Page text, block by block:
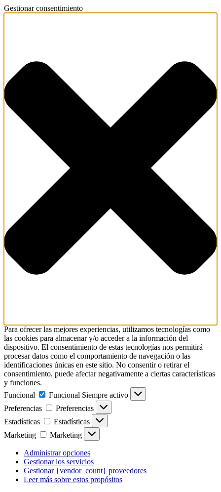
Gestionar consentimiento
Para ofrecer las mejores experiencias, utilizamos tecnologías como
las cookies para almacenar y/o acceder a la información del
dispositivo. El consentimiento de estas tecnologías nos permitirá
procesar datos como el comportamiento de navegación o las
identificaciones únicas en este sitio. No consentir o retirar el
consentimiento, puede afectar negativamente a ciertas características
y funciones.
Funcional
Funcional Siempre activo
Preferencias
Preferencias
Estadísticas
Estadísticas
Marketing
Marketing
Administrar opciones
Gestionar los servicios
Gestionar {vendor_count} proveedores
Leer más sobre estos propósitos